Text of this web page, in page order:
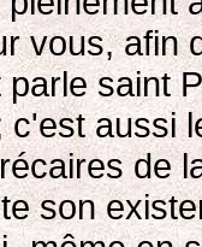
vous,
saint
aussi
de
son